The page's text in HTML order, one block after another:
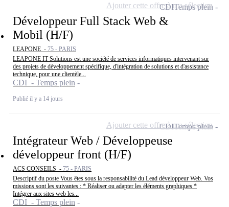
Développeur Full Stack Web &
Mobil (H/F)
LEAPONE - 75 - PARIS
LEAPONE IT Solutions est une société de services informatiques intervenant sur
des projets de développement spécifique, d'intégration de solutions et d'assistance
technique, pour une clientèle...
CDI - Temps plein
Publié il y a 14 jours
CDITemps plein
Ajouter cette offre à ma sélection
Intégrateur Web / Développeuse
développeur front (H/F)
ACS CONSEILS - 75 - PARIS
Descriptif du poste Vous êtes sous la responsabilité du Lead développeur Web. Vos
missions sont les suivantes : * Réaliser ou adapter les éléments graphiques *
Intégrer aux sites web les...
CDI - Temps plein
CDITemps plein
Ajouter cette offre à ma sélection